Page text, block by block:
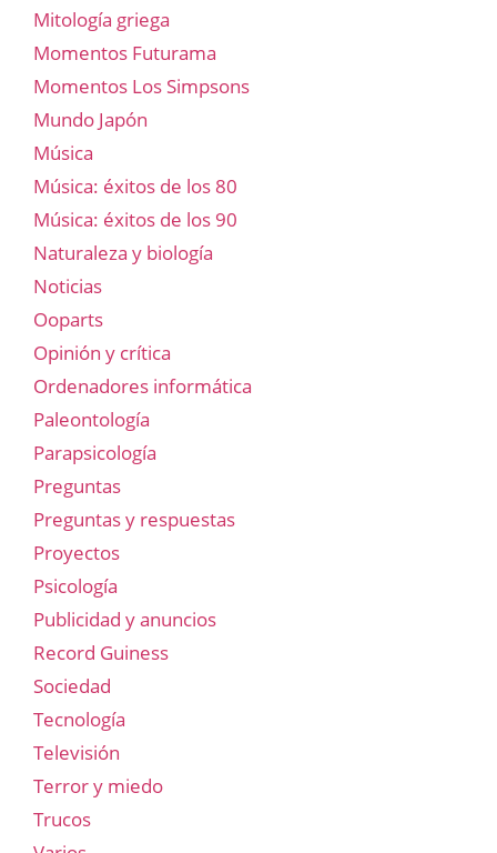
Mitología griega
Momentos Futurama
Momentos Los Simpsons
Mundo Japón
Música
Música: éxitos de los 80
Música: éxitos de los 90
Naturaleza y biología
Noticias
Ooparts
Opinión y crítica
Ordenadores informática
Paleontología
Parapsicología
Preguntas
Preguntas y respuestas
Proyectos
Psicología
Publicidad y anuncios
Record Guiness
Sociedad
Tecnología
Televisión
Terror y miedo
Trucos